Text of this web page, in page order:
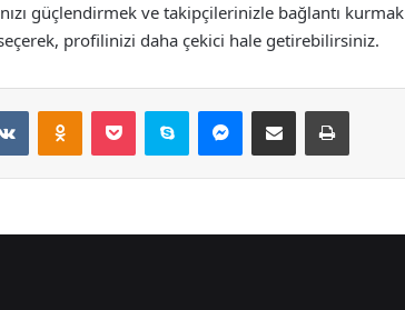
güçlendirmek ve takipçilerinizle bağlantı kurmak
profilinizi daha çekici hale getirebilirsiniz.
VKontakteOdnoklassniki
Pocket Skype Messenger
E-Posta ile paylaş Yazdır